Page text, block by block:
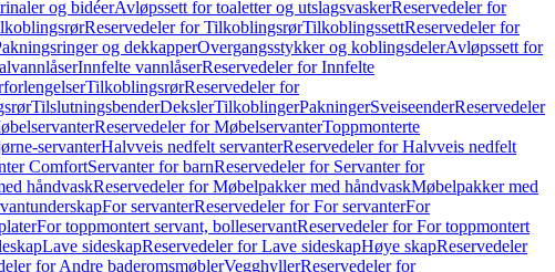
og bidéerAvløpssett for toaletter og utslagsvaskerReservedeler for
Reservedeler for TilkoblingsrørTilkoblingssettReservedeler for
og dekkapperOvergangsstykker og koblingsdelerAvløpssett for
Innfelte vannlåserReservedeler for Innfelte
TilkoblingsrørReservedeler for
TilslutningsbenderDekslerTilkoblingerPakningerSveiseenderReservedeler
Reservedeler for MøbelservanterToppmonterte
servanterHalvveis nedfelt servanterReservedeler for Halvveis nedfelt
ComfortServanter for barnReservedeler for Servanter for
håndvaskReservedeler for Møbelpakker med håndvaskMøbelpakker med
For servanterReservedeler for For servanterFor
For toppmontert servant, bolleservantReservedeler for For toppmontert
Lave sideskapReservedeler for Lave sideskapHøye skapReservedeler
for Andre baderomsmøblerVegghyllerReservedeler for